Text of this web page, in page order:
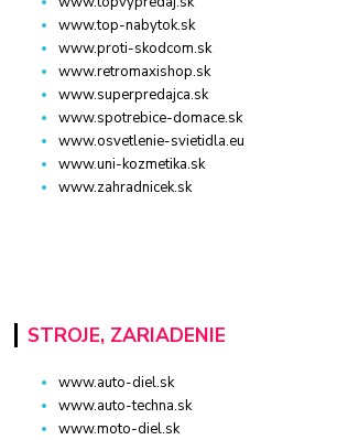
www.top-nabytok.sk
www.proti-skodcom.sk
www.retromaxishop.sk
www.superpredajca.sk
www.spotrebice-domace.sk
www.osvetlenie-svietidla.eu
www.uni-kozmetika.sk
www.zahradnicek.sk
STROJE, ZARIADENIE
www.auto-diel.sk
www.auto-techna.sk
www.moto-diel.sk